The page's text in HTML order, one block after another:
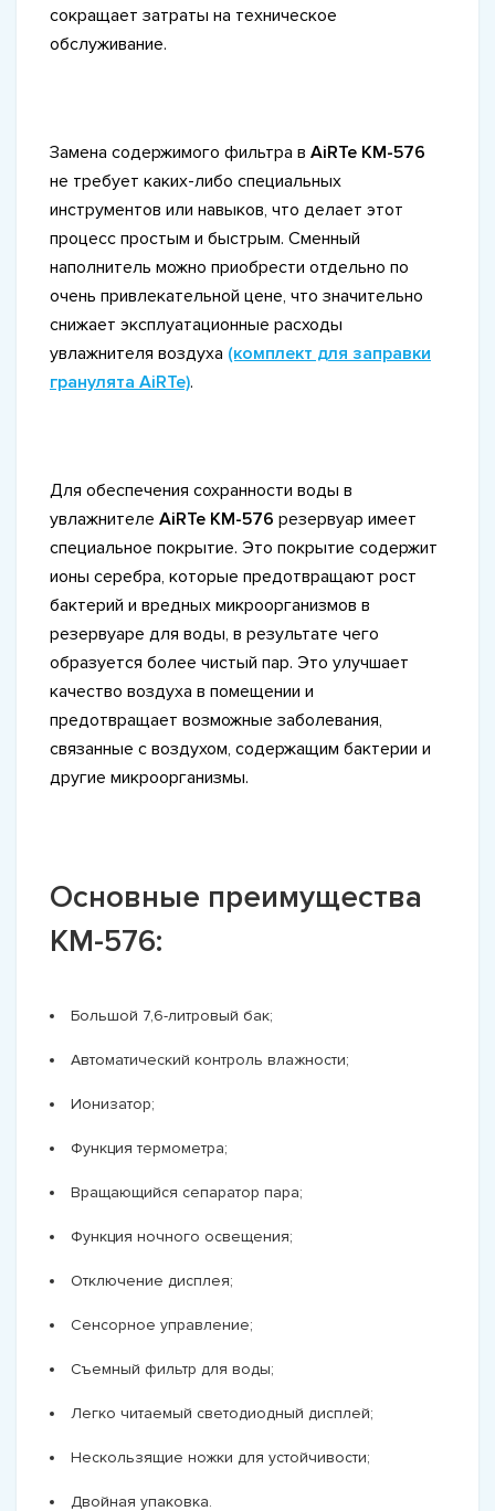
сокращает затраты на техническое
обслуживание.
Замена содержимого фильтра в AiRTe KM-576
не требует каких-либо специальных
инструментов или навыков, что делает этот
процесс простым и быстрым. Сменный
наполнитель можно приобрести отдельно по
очень привлекательной цене, что значительно
снижает эксплуатационные расходы
увлажнителя воздуха (комплект для заправки
гранулята AiRTe).
Для обеспечения сохранности воды в
увлажнителе AiRTe KM-576 резервуар имеет
специальное покрытие. Это покрытие содержит
ионы серебра, которые предотвращают рост
бактерий и вредных микроорганизмов в
резервуаре для воды, в результате чего
образуется более чистый пар. Это улучшает
качество воздуха в помещении и
предотвращает возможные заболевания,
связанные с воздухом, содержащим бактерии и
другие микроорганизмы.
Основные преимущества
KM-576:
Большой 7,6-литровый бак;
Автоматический контроль влажности;
Ионизатор;
Функция термометра;
Вращающийся сепаратор пара;
Функция ночного освещения;
Отключение дисплея;
Сенсорное управление;
Съемный фильтр для воды;
Легко читаемый светодиодный дисплей;
Нескользящие ножки для устойчивости;
Двойная упаковка.